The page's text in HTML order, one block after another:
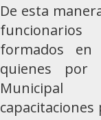
De esta
formados en
quienes por
Municipal